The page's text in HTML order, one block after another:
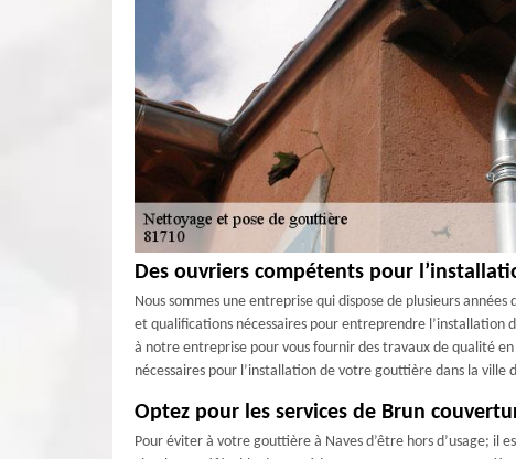
Des ouvriers compétents pour
Nous sommes une entreprise qui dispose de plusieurs
et qualifications nécessaires pour entreprendre l’installation
à notre entreprise pour vous fournir des travaux de qualité
nécessaires pour l’installation de votre gouttière dans la ville
Optez pour les services de Brun
Pour éviter à votre gouttière à Naves d’être hors d’usage;